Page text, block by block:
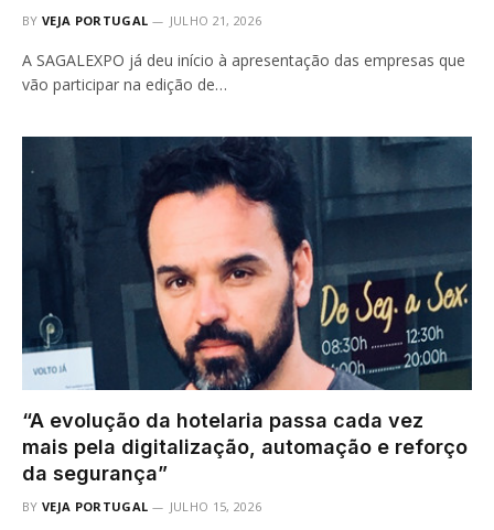
BY VEJA PORTUGAL JULHO 21, 2026
A SAGALEXPO já deu início à apresentação das empresas que
vão participar na edição de…
“A evolução da hotelaria passa cada vez
mais pela digitalização, automação e reforço
da segurança”
BY VEJA PORTUGAL JULHO 15, 2026